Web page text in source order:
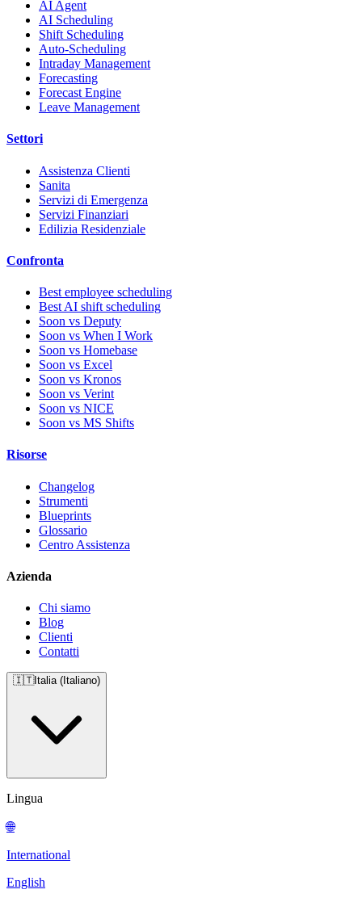
AI Agent
AI Scheduling
Shift Scheduling
Auto-Scheduling
Intraday Management
Forecasting
Forecast Engine
Leave Management
Settori
Assistenza Clienti
Sanita
Servizi di Emergenza
Servizi Finanziari
Edilizia Residenziale
Confronta
Best employee scheduling
Best AI shift scheduling
Soon vs Deputy
Soon vs When I Work
Soon vs Homebase
Soon vs Excel
Soon vs Kronos
Soon vs Verint
Soon vs NICE
Soon vs MS Shifts
Risorse
Changelog
Strumenti
Blueprints
Glossario
Centro Assistenza
Azienda
Chi siamo
Blog
Clienti
Contatti
🇮🇹Italia (Italiano)
Lingua
🌐
International
English